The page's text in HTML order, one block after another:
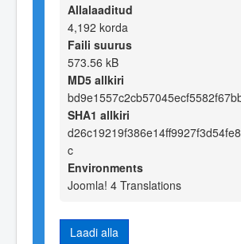
Allalaaditud
4,192 korda
Faili suurus
573.56 kB
MD5 allkiri
SHA1 allkiri
c
Environments
Joomla! 4 Translations
Laadi alla